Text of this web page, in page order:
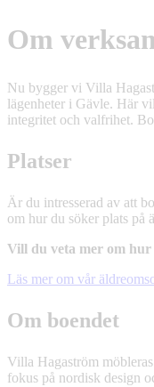
Om
Nu bygger vi Villa
lägenheter i Gävle. Här
integritet och valfrihet.
Platser
Är du intresserad av att
om hur du söker plats på
Vill du veta mer om hur
Läs mer om vår
Om boendet
Villa Hagaström
fokus på nordisk design